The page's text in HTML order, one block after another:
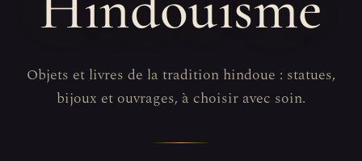
Objets et livres de la tradition hindoue : statues,
bijoux et ouvrages, à choisir avec soin.